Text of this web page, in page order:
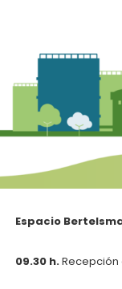
Espacio
09.30 h.Recepción